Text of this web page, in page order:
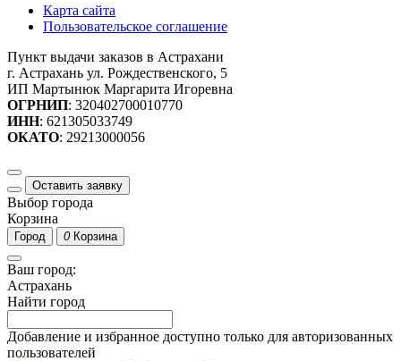
Карта сайта
Пользовательское соглашение
Пункт выдачи заказов в Астрахани
г. Астрахань ул. Рождественского, 5
ИП Мартынюк Маргарита Игоревна
ОГРНИП: 320402700010770
ИНН: 621305033749
ОКАТО: 29213000056
Оставить заявку
Выбор города
Корзина
Город 0 Корзина
Ваш город:
Астрахань
Найти город
Добавление и избранное доступно только для авторизованных
пользователей